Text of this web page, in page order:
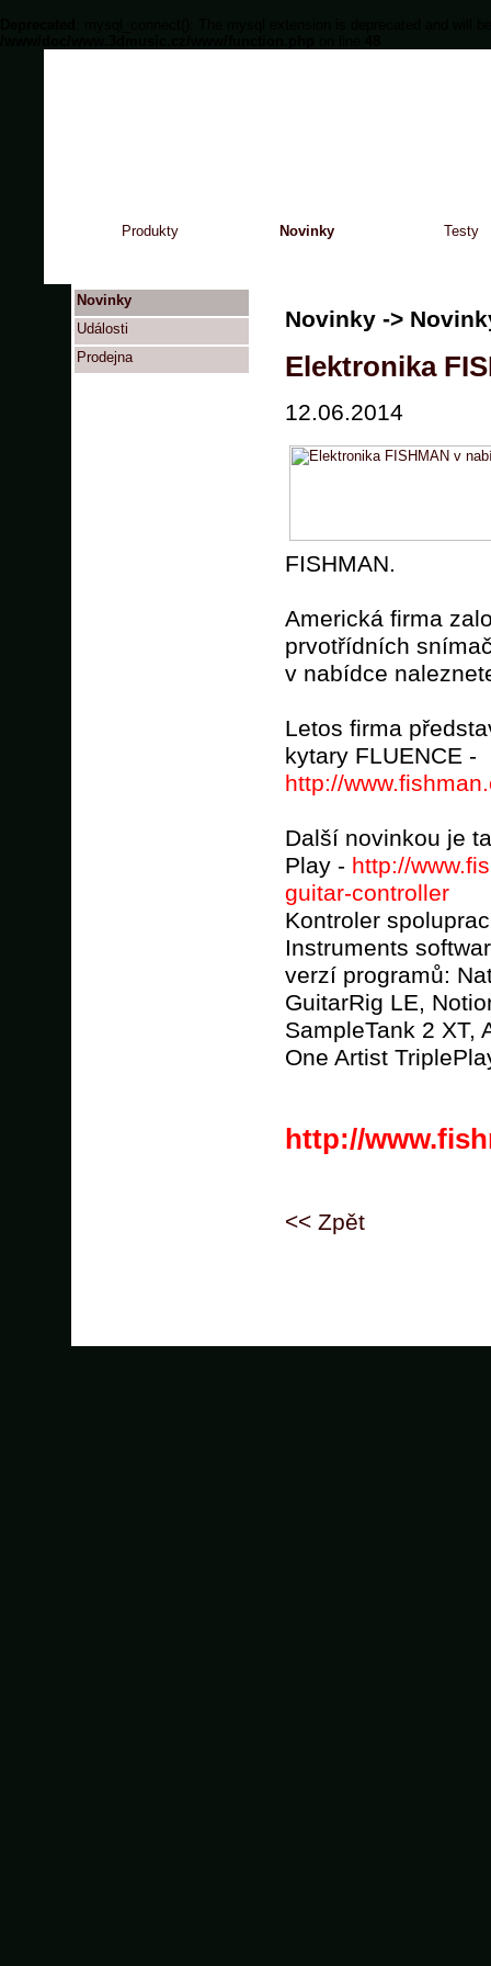
Produkty Novinky Testy
Novinky ->
Elektronika
12.06.2014
FISHMAN.
Americká firma
prvotřídních
v nabídce
Letos firma
kytary FLUENCE -
http://
Další novinkou je
Play - http://
guitar-controller
Kontroler
Instruments
verzí programů:
GuitarRig LE,
SampleTank 2 XT,
One Artist
http://
<< Zpět
Novinky
Události
Prodejna